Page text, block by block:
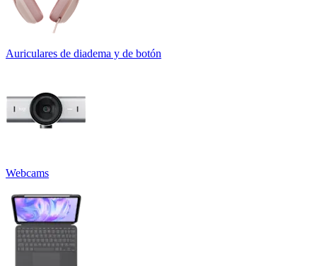
Auriculares de diadema y de botón
Webcams